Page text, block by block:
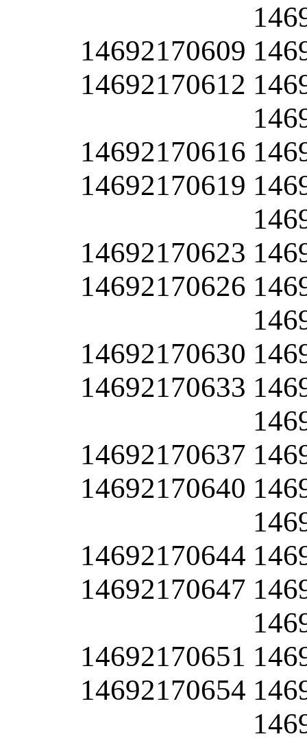
14692170609
14692170612
14692170616
14692170619
14692170623
14692170626
14692170630
14692170633
14692170637
14692170640
14692170644
14692170647
14692170651
14692170654